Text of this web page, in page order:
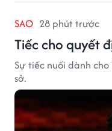
SAO 28 phút trước
Tiếc cho quyết
Sự tiếc nuối dành
sở.